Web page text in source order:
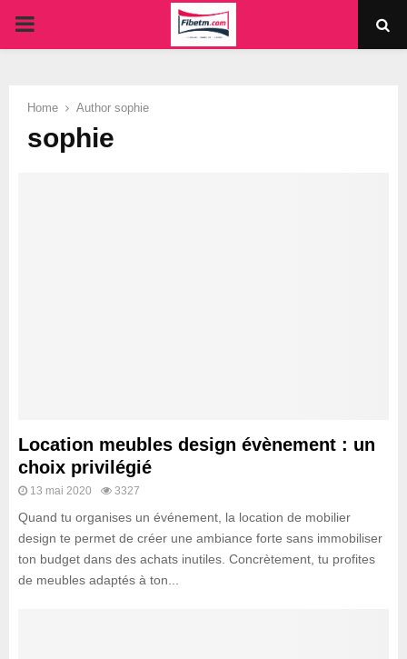
PRIMARY
Home Author sophie
sophie
Location meubles design évènement : un
choix privilégié
13 mai 2020 3327
Quand tu organises un événement, la location de mobilier
design te permet de créer une ambiance forte sans immobiliser
ton budget dans des achats inutiles. Concrètement, tu profites
de meubles adaptés à ton...